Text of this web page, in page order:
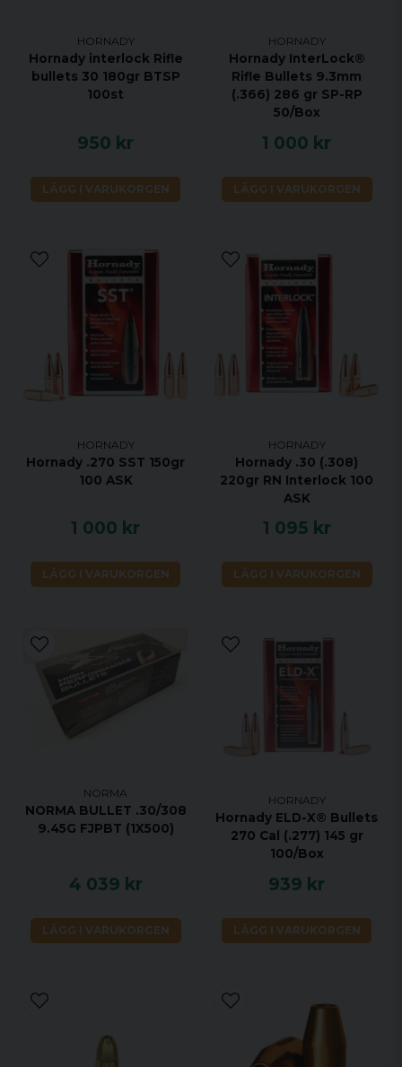
HORNADY
Hornady interlock Rifle
bullets 30 180gr BTSP
100st
950 kr
LÄGG I VARUKORGEN
HORNADY
Hornady InterLock®
Rifle Bullets 9.3mm
(.366) 286 gr SP-RP
50/Box
1 000 kr
LÄGG I VARUKORGEN
HORNADY
Hornady .270 SST 150gr
100 ASK
1 000 kr
LÄGG I VARUKORGEN
HORNADY
Hornady .30 (.308)
220gr RN Interlock 100
ASK
1 095 kr
LÄGG I VARUKORGEN
NORMA
NORMA BULLET .30/308
9.45G FJPBT (1X500)
4 039 kr
LÄGG I VARUKORGEN
HORNADY
Hornady ELD-X® Bullets
270 Cal (.277) 145 gr
100/Box
939 kr
LÄGG I VARUKORGEN